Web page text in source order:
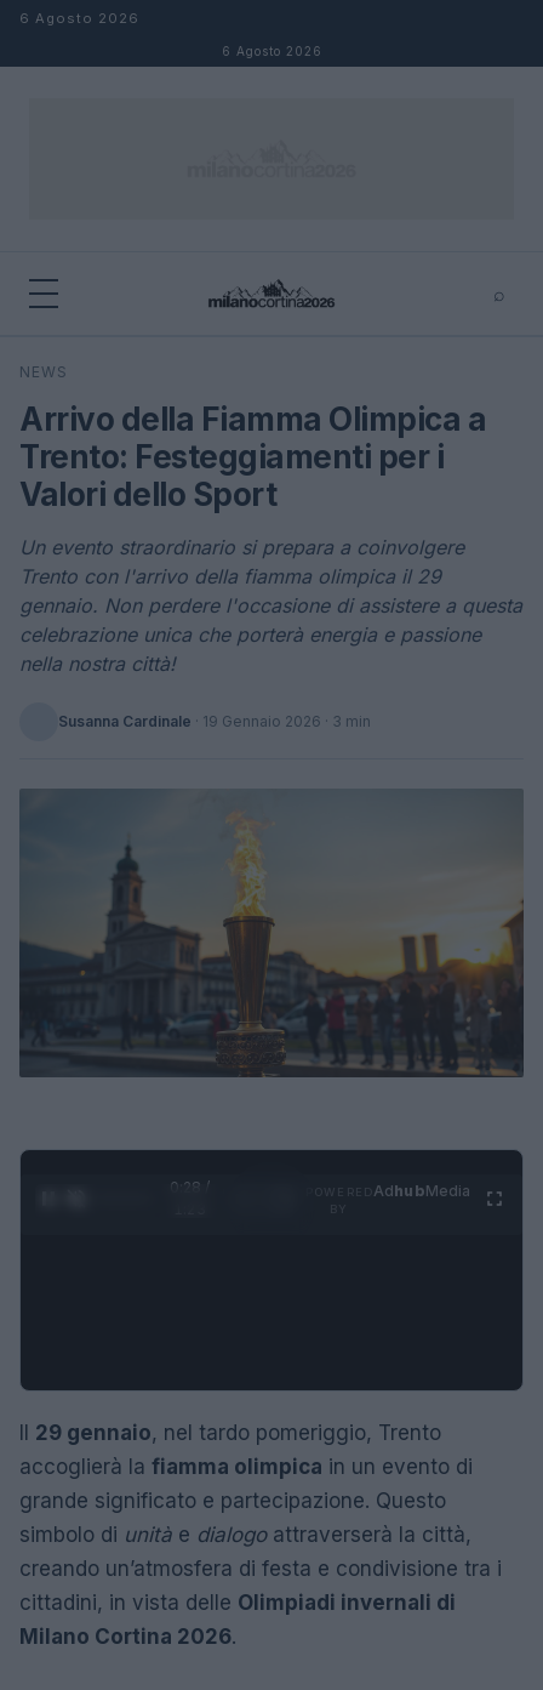
Salta al contenuto
6 Agosto 2026
6 Agosto 2026
⌕
Cerca
NEWS
Arrivo della Fiamma Olimpica a
Trento: Festeggiamenti per i
Valori dello Sport
Un evento straordinario si prepara a coinvolgere
Trento con l'arrivo della fiamma olimpica il 29
gennaio. Non perdere l'occasione di assistere a questa
celebrazione unica che porterà energia e passione
nella nostra città!
Susanna Cardinale · 19 Gennaio 2026 · 3 min
0:29 /
AdhubMedia
Il 29 gennaio, nel tardo pomeriggio, Trento
accoglierà la fiamma olimpica in un evento di
grande significato e partecipazione. Questo
simbolo di unità e dialogoattraverserà la città,
creando un’atmosfera di festa e condivisione tra i
cittadini, in vista delle Olimpiadi invernali di
Milano Cortina 2026.